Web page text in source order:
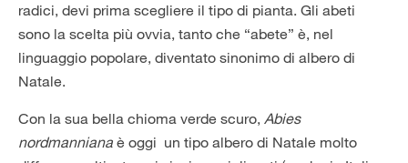
radici, devi prima scegliere il tipo di pianta. Gli abeti
sono la scelta più ovvia, tanto che “abete” è, nel
linguaggio popolare, diventato sinonimo di albero di
Natale.
Con la sua bella chioma verde scuro, Abies
nordmanniana è oggi un tipo albero di Natale molto